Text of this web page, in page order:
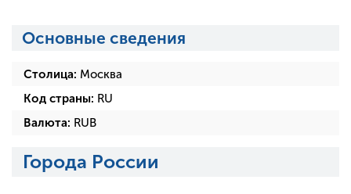
Основные сведения
Столица: Москва
Код страны: RU
Валюта: RUB
Города России